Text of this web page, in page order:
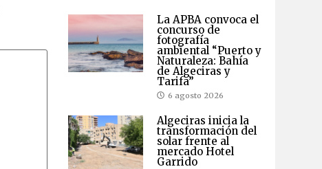
La APBA convoca el
concurso de
fotografía
ambiental “Puerto y
Naturaleza: Bahía
de Algeciras y
Tarifa”
6 agosto 2026
Algeciras inicia la
transformación del
solar frente al
mercado Hotel
Garrido